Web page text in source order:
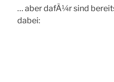
… aber dafÃ¼r sind
dabei: